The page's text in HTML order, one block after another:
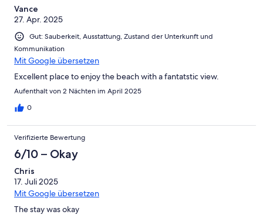
Vance
27. Apr. 2025
Gut: Sauberkeit, Ausstattung, Zustand der Unterkunft und
Kommunikation
Mit Google übersetzen
Excellent place to enjoy the beach with a fantatstic view.
Aufenthalt von 2 Nächten im April 2025
0
Verifizierte Bewertung
6/10 – Okay
Chris
17. Juli 2025
Mit Google übersetzen
The stay was okay